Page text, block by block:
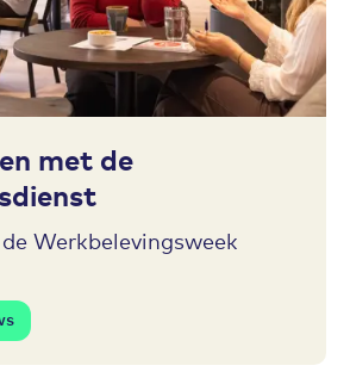
favorieten
met de
Werkbelevingsweek